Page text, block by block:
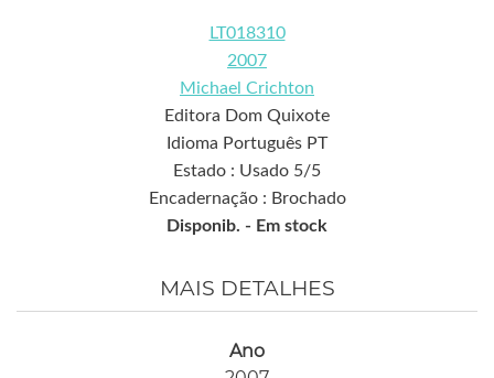
LT018310
2007
Michael Crichton
Editora Dom Quixote
Idioma Português PT
Estado : Usado 5/5
Encadernação : Brochado
Disponib. - Em stock
MAIS DETALHES
Ano